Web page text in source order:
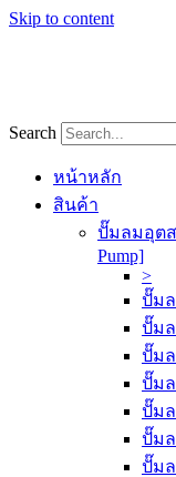
Skip to content
Search
หน้าหลัก
สินค้า
ปั๊มลมอุตส
Pump]
>
ปั๊ม
ปั๊มล
ปั๊มล
ปั๊ม
ปั๊มล
ปั๊ม
ปั๊มล